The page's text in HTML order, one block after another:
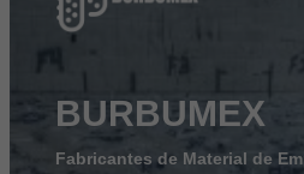
BURBUMEX
Fabricantes de Material de